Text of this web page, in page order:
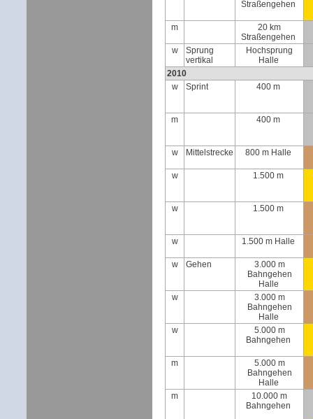
Straßengehen
m
20 km
Straßengehen
w
Sprung
vertikal
Hochsprung
Halle
2010
w
Sprint 400 m
m 400 m
w Mittelstrecke 800 m Halle
w 1.500 m
w 1.500 m
w 1.500 m Halle
w Gehen
3.000 m
Bahngehen
Halle
w
3.000 m
Bahngehen
Halle
w
5.000 m
Bahngehen
m
5.000 m
Bahngehen
Halle
m
10.000 m
Bahngehen